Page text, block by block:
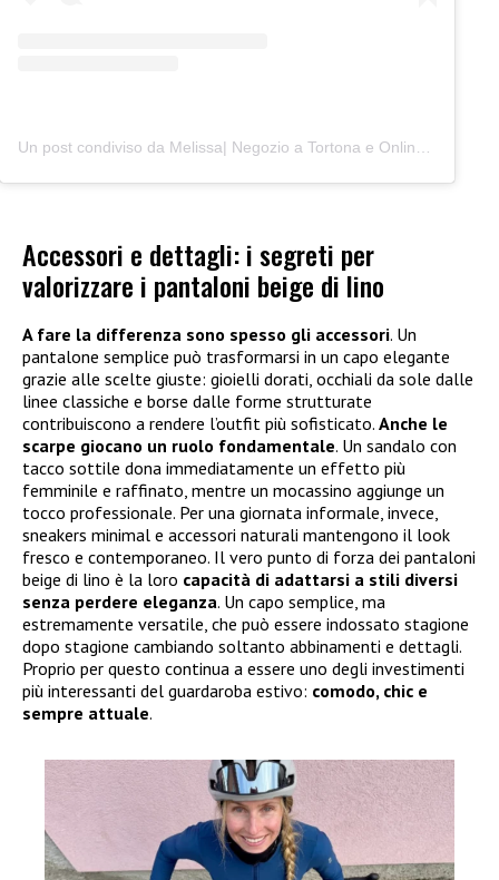
Accessori e dettagli: i segreti per
valorizzare i pantaloni beige di lino
A fare la differenza sono spesso gli accessori. Un
pantalone semplice può trasformarsi in un capo elegante
grazie alle scelte giuste: gioielli dorati, occhiali da sole dalle
linee classiche e borse dalle forme strutturate
contribuiscono a rendere l’outfit più sofisticato. Anche le
scarpe giocano un ruolo fondamentale. Un sandalo con
tacco sottile dona immediatamente un effetto più
femminile e raffinato, mentre un mocassino aggiunge un
tocco professionale. Per una giornata informale, invece,
sneakers minimal e accessori naturali mantengono il look
fresco e contemporaneo. Il vero punto di forza dei pantaloni
beige di lino è la loro capacità di adattarsi a stili diversi
senza perdere eleganza. Un capo semplice, ma
estremamente versatile, che può essere indossato stagione
dopo stagione cambiando soltanto abbinamenti e dettagli.
Proprio per questo continua a essere uno degli investimenti
più interessanti del guardaroba estivo: comodo, chic e
sempre attuale.